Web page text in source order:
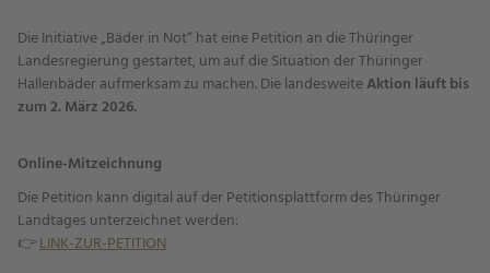
Die Initiative „Bäder in Not“ hat eine Petition an die Thüringer
Landesregierung gestartet, um auf die Situation der Thüringer
Hallenbäder aufmerksam zu machen. Die landesweiteAktion läuft bis
zum 2. März 2026.
Online-Mitzeichnung
Die Petition kann digital auf der Petitionsplattform des Thüringer
Landtages unterzeichnet werden:
👉LINK-ZUR-PETITION